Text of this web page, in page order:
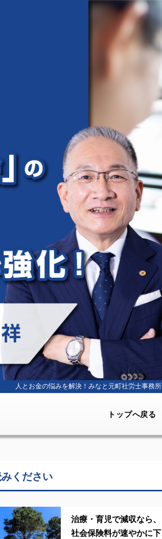
人とお金の悩みを解決！ みなと元町社労士事務所
トップへ戻る
ください
治療・育児で減収なら、
社会保険料が速やかに下